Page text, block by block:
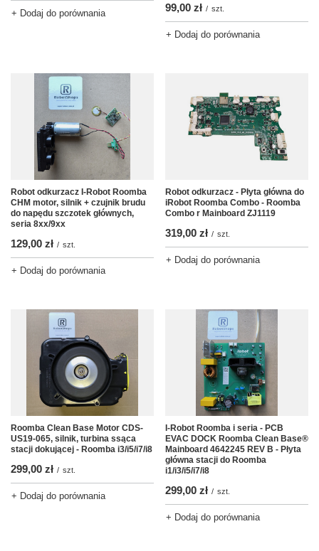
+ Dodaj do porównania 99,00 zł / szt.
+ Dodaj do porównania
Robot odkurzacz I-Robot Roomba
CHM motor, silnik + czujnik brudu
do napędu szczotek głównych,
seria 8xx/9xx
129,00 zł / szt.
+ Dodaj do porównania
Robot odkurzacz - Płyta główna do
iRobot Roomba Combo - Roomba
Combo r Mainboard ZJ1119
319,00 zł / szt.
+ Dodaj do porównania
Roomba Clean Base Motor CDS-
US19-065, silnik, turbina ssąca
stacji dokującej - Roomba i3/i5/i7/i8
299,00 zł / szt.
+ Dodaj do porównania
I-Robot Roomba i seria - PCB
EVAC DOCK Roomba Clean Base®
Mainboard 4642245 REV B - Płyta
główna stacji do Roomba
i1/i3/i5/i7/i8
299,00 zł / szt.
+ Dodaj do porównania